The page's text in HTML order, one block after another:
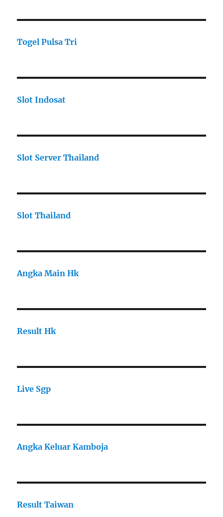
Togel Pulsa Tri
Slot Indosat
Slot Server Thailand
Slot Thailand
Angka Main Hk
Result Hk
Live Sgp
Angka Keluar Kamboja
Result Taiwan